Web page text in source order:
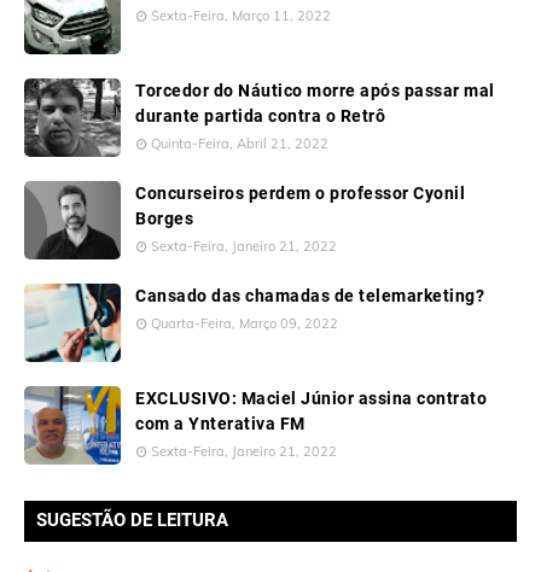
Sexta-Feira, Março 11, 2022
Torcedor do Náutico morre após passar mal
durante partida contra o Retrô
Quinta-Feira, Abril 21, 2022
Concurseiros perdem o professor Cyonil
Borges
Sexta-Feira, Janeiro 21, 2022
Cansado das chamadas de telemarketing?
Quarta-Feira, Março 09, 2022
EXCLUSIVO: Maciel Júnior assina contrato
com a Ynterativa FM
Sexta-Feira, Janeiro 21, 2022
SUGESTÃO DE LEITURA